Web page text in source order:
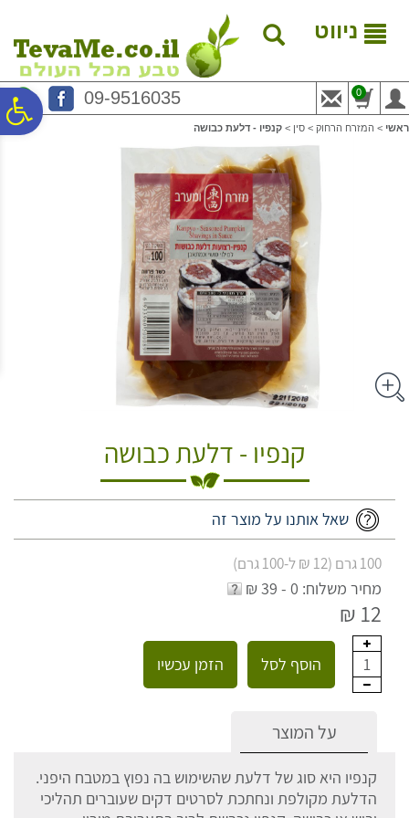
נגישות
המרכזי
ניווט
09-9516035 0
ראשי > המזרח הרחוק > סין > קנפיו - דלעת כבושה
קנפיו - דלעת כבושה
שאל אותנו על מוצר זה
100 גרם (12 ₪ ל-100 גרם)
מחיר משלוח: 0 - 39 ₪
12 ₪
1 הוסף לסל הזמן עכשיו
על המוצר
קנפיו היא סוג של דלעת שהשימוש בה נפוץ במטבח היפני.
הדלעת מקולפת ונחתכת לסרטים דקים שעוברים תהליכי